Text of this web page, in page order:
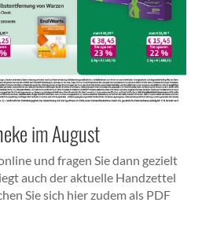
im August
und fragen Sie dann gezielt
auch der aktuelle Handzettel
Sie sich hier zudem als PDF